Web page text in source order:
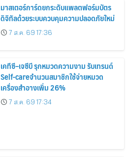
มาสเตอร์การ์ดยกระดับแพลตฟอร์มบัตร
ดิจิทัลด้วยระบบควบคุมความปลอดภัยใหม่
7 ส.ค. 69 17:36
เคทีซี–เจซีบี รุกหมวดความงาม รับเทรนด์
Self-careจำนวนสมาชิกใช้จ่ายหมวด
เครื่องสำอางเพิ่ม 26%
7 ส.ค. 69 17:34